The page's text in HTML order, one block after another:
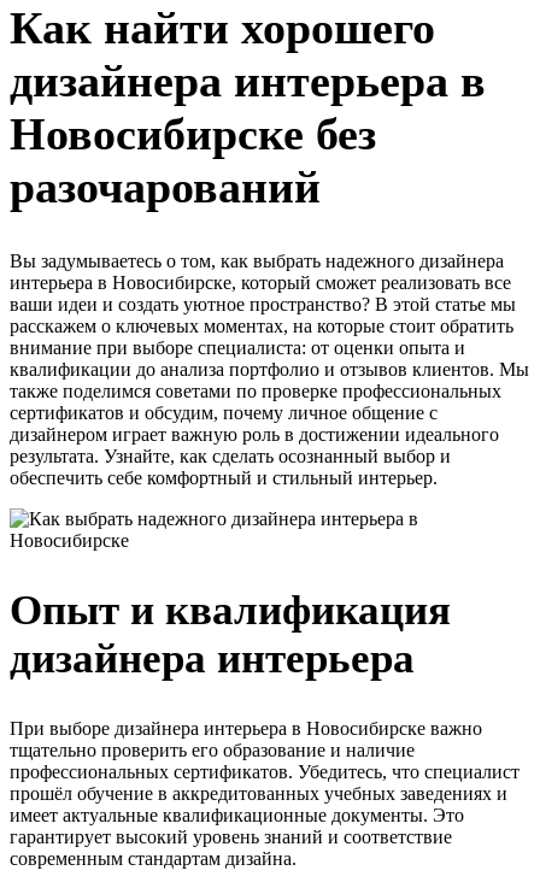
Как найти хорошего
дизайнера интерьера в
Новосибирске без
разочарований
Вы задумываетесь о том, как выбрать надежного дизайнера
интерьера в Новосибирске, который сможет реализовать все
ваши идеи и создать уютное пространство? В этой статье мы
расскажем о ключевых моментах, на которые стоит обратить
внимание при выборе специалиста: от оценки опыта и
квалификации до анализа портфолио и отзывов клиентов. Мы
также поделимся советами по проверке профессиональных
сертификатов и обсудим, почему личное общение с
дизайнером играет важную роль в достижении идеального
результата. Узнайте, как сделать осознанный выбор и
обеспечить себе комфортный и стильный интерьер.
Опыт и квалификация
дизайнера интерьера
При выборе дизайнера интерьера в Новосибирске важно
тщательно проверить его образование и наличие
профессиональных сертификатов. Убедитесь, что специалист
прошёл обучение в аккредитованных учебных заведениях и
имеет актуальные квалификационные документы. Это
гарантирует высокий уровень знаний и соответствие
современным стандартам дизайна.